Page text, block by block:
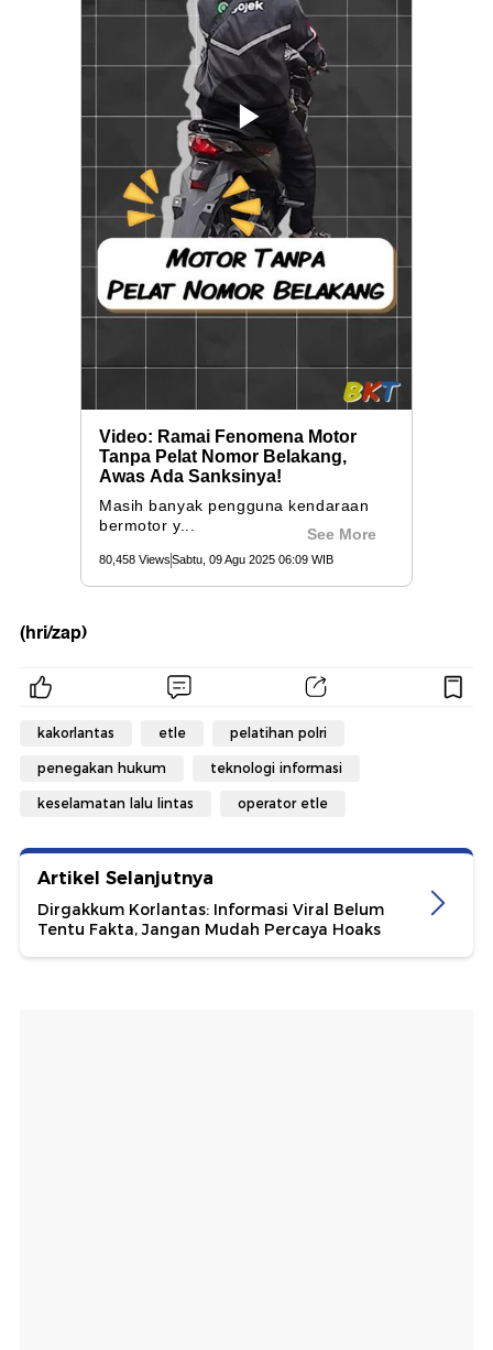
(hri/zap)
kakorlantas etle pelatihan polri
penegakan hukum teknologi informasi
keselamatan lalu lintas operator etle
Artikel Selanjutnya
Dirgakkum Korlantas: Informasi Viral Belum
Tentu Fakta, Jangan Mudah Percaya Hoaks